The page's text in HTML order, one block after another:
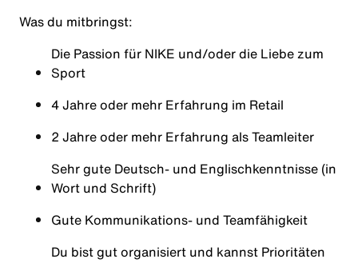
Was du mitbringst:
Die Passion für NIKE und/oder die Liebe zum
Sport
4 Jahre oder mehr Erfahrung im Retail
2 Jahre oder mehr Erfahrung als Teamleiter
Sehr gute Deutsch- und Englischkenntnisse (in
Wort und Schrift)
Gute Kommunikations- und Teamfähigkeit
Du bist gut organisiert und kannst Prioritäten